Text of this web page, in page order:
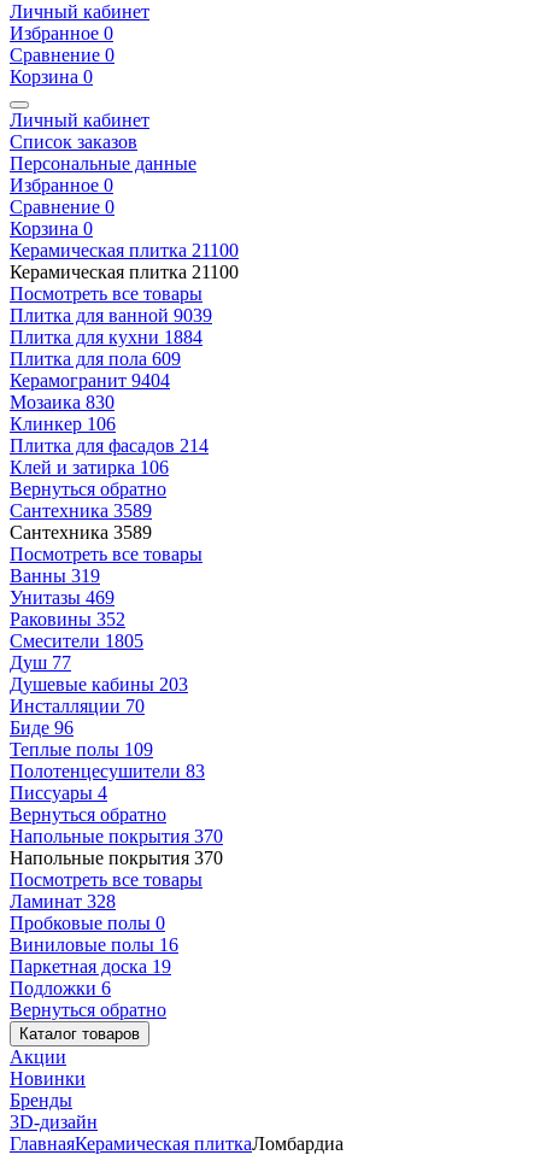
Личный кабинет
Избранное 0
Сравнение 0
Корзина 0
Личный кабинет
Список заказов
Персональные данные
Избранное 0
Сравнение 0
Корзина 0
Керамическая плитка 21100
Керамическая плитка 21100
Посмотреть все товары
Плитка для ванной 9039
Плитка для кухни 1884
Плитка для пола 609
Керамогранит 9404
Мозаика 830
Клинкер 106
Плитка для фасадов 214
Клей и затирка 106
Вернуться обратно
Сантехника 3589
Сантехника 3589
Посмотреть все товары
Ванны 319
Унитазы 469
Раковины 352
Смесители 1805
Душ 77
Душевые кабины 203
Инсталляции 70
Биде 96
Теплые полы 109
Полотенцесушители 83
Писсуары 4
Вернуться обратно
Напольные покрытия 370
Напольные покрытия 370
Посмотреть все товары
Ламинат 328
Пробковые полы 0
Виниловые полы 16
Паркетная доска 19
Подложки 6
Вернуться обратно
Каталог товаров
Акции
Новинки
Бренды
3D-дизайн
ГлавнаяКерамическая плиткаЛомбардиа